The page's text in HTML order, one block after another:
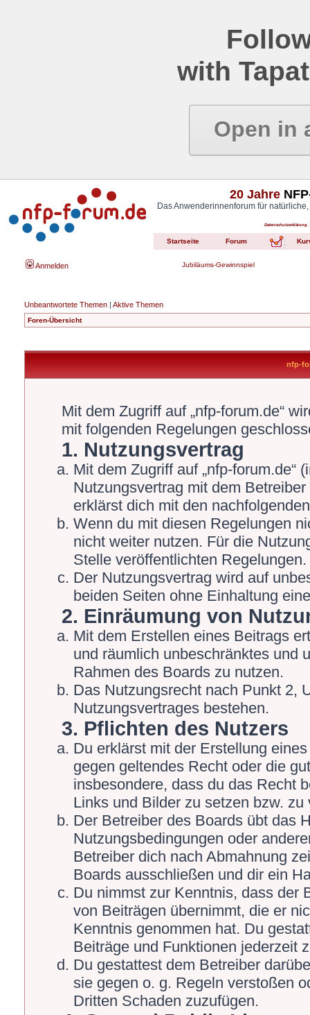
with
Open in
20 Jahre
Das Anwenderinnenforum für
Datenschutzerklärung
Startseite Forum
Anmelden Jubiläums-Gewinnspiel
Unbeantwortete Themen | Aktive Themen
Foren-Übersicht
nfp-
Mit dem Zugriff auf „nfp-forum.de“
mit folgenden Regelungen
1. Nutzungsvertrag
Mit dem Zugriff auf „nfp-forum.de“
Nutzungsvertrag mit dem
erklärst dich mit den
Wenn du mit diesen Regelungen
nicht weiter nutzen. Für die
Stelle veröffentlichten Regelungen.
Der Nutzungsvertrag wird auf
beiden Seiten ohne Einhaltung
2. Einräumung von
Mit dem Erstellen eines Beitrags
und räumlich unbeschränktes und
Rahmen des Boards zu nutzen.
Das Nutzungsrecht nach Punkt 2,
Nutzungsvertrages bestehen.
3. Pflichten des Nutzers
Du erklärst mit der Erstellung
gegen geltendes Recht oder die
insbesondere, dass du das Recht
Links und Bilder zu setzen bzw. zu
Der Betreiber des Boards übt das
Nutzungsbedingungen oder
Betreiber dich nach Abmahnung
Boards ausschließen und dir ein
Du nimmst zur Kenntnis, dass der
von Beiträgen übernimmt, die er
Kenntnis genommen hat. Du
Beiträge und Funktionen jederzeit
Du gestattest dem Betreiber
sie gegen o. g. Regeln verstoßen
Dritten Schaden zuzufügen.